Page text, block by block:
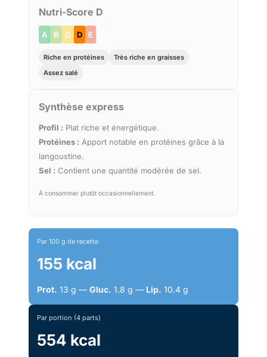
Nutri-Score D
A B C D E
Riche en protéines
Très riche en graisses
Assez salé
Synthèse express
Profil : Plat riche et énergétique.
Protéines : Apport notable en protéines grâce à la
langoustine.
Sel : Contient une quantité modérée de sel.
À consommer plutôt occasionnellement.
Par 100 g de recette
155 kcal
Prot. 13 g — Gluc. 1.8 g — Lip. 10.4 g
Par portion (4 parts)
554 kcal